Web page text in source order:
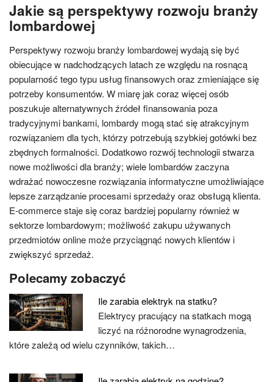
Jakie są perspektywy rozwoju branży
lombardowej
Perspektywy rozwoju branży lombardowej wydają się być
obiecujące w nadchodzących latach ze względu na rosnącą
popularność tego typu usług finansowych oraz zmieniające się
potrzeby konsumentów. W miarę jak coraz więcej osób
poszukuje alternatywnych źródeł finansowania poza
tradycyjnymi bankami, lombardy mogą stać się atrakcyjnym
rozwiązaniem dla tych, którzy potrzebują szybkiej gotówki bez
zbędnych formalności. Dodatkowo rozwój technologii stwarza
nowe możliwości dla branży; wiele lombardów zaczyna
wdrażać nowoczesne rozwiązania informatyczne umożliwiające
lepsze zarządzanie procesami sprzedaży oraz obsługą klienta.
E-commerce staje się coraz bardziej popularny również w
sektorze lombardowym; możliwość zakupu używanych
przedmiotów online może przyciągnąć nowych klientów i
zwiększyć sprzedaż.
Polecamy zobaczyć
Ile zarabia elektryk na statku?
Elektrycy pracujący na statkach mogą
liczyć na różnorodne wynagrodzenia,
które zależą od wielu czynników, takich…